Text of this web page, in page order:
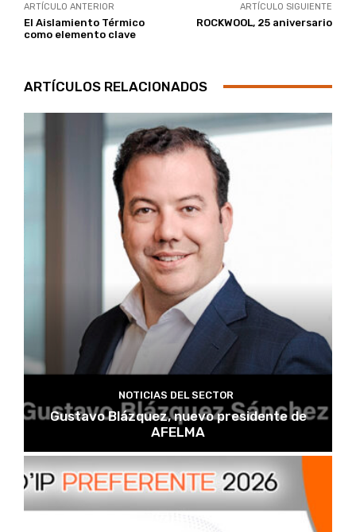
ARTÍCULO ANTERIOR
El Aislamiento Térmico
como elemento clave
ARTÍCULO SIGUIENTE
ROCKWOOL, 25 aniversario
ARTÍCULOS RELACIONADOS
NOTICIAS DEL SECTOR
Gustavo Blázquez, nuevo presidente de
AFELMA